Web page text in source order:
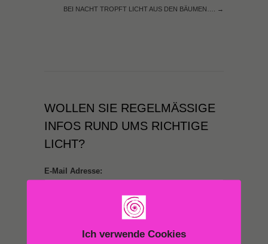
BEI NACHT TROPFT LICHT AUS DEN BÄUMEN….
→
WOLLEN SIE REGELMÄSSIGE I
NFOS RUND UMS RICHTIGE L
ICHT?
E-Mail Adresse:
Ich verwende Cookies